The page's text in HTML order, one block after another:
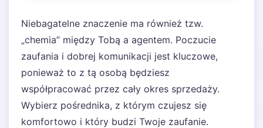
Niebagatelne znaczenie ma również tzw.
„chemia” między Tobą a agentem. Poczucie
zaufania i dobrej komunikacji jest kluczowe,
ponieważ to z tą osobą będziesz
współpracować przez cały okres sprzedaży.
Wybierz pośrednika, z którym czujesz się
komfortowo i który budzi Twoje zaufanie.